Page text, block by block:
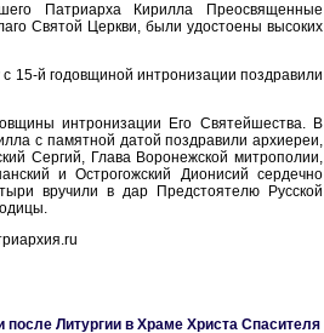
Патриарха Кирилла Преосвященные
Святой Церкви, были удостоены высоких
15-й годовщиной интронизации поздравили
интронизации Его Святейшества. В
с памятной датой поздравили архиереи,
Сергий, Глава Воронежской митрополии,
и Острогожский Дионисий сердечно
вручили в дар Предстоятелю Русской
Литургии в Храме Христа Спасителя